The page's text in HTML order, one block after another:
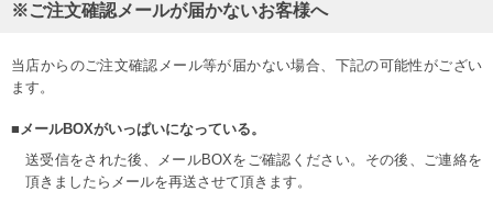
※ご注文確認メールが届かないお客様へ
当店からのご注文確認メール等が届かない場合、下記の可能性がござい
ます。
■メールBOXがいっぱいになっている。
送受信をされた後、メールBOXをご確認ください。その後、ご連絡を
頂きましたらメールを再送させて頂きます。